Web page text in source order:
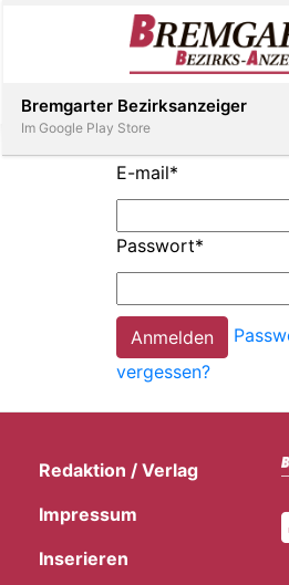
E-
App
Inserieren
E-mail*
Passwort*
vergessen?
Redaktion / Verlag
Impressum
Inserieren
Bremgarter Bezirksanzeiger
Im Google Play Store